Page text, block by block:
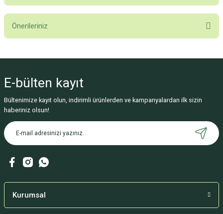
Bu ürüne ilk yorumu siz yapın!
Önerileriniz
Görüş ve önerileriniz için teşekkür ederiz.
Ürün resmi kalitesiz, bozuk veya görüntülenemiyor.
Ürün açıklamasında eksik bilgiler bulunuyor.
Ürün bilgilerinde hatalar bulunuyor.
Bu ürüne benzer farklı alternatifler olmalı.
E-bülten kayıt
Bültenimize kayıt olun, indirimli ürünlerden ve kampanyalardan ilk sizin
haberiniz olsun!
Kurumsal